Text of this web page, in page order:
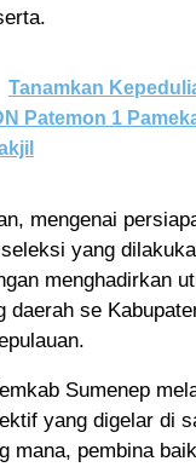
Tanamkan
Patemon 1
mengenai
yang
menghadirkan
daerah se
Sumenep
yang digelar di
mana, pembina